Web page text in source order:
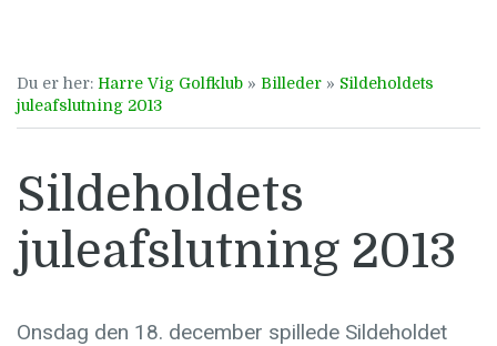
Du er her: Harre Vig Golfklub » Billeder » Sildeholdets
juleafslutning 2013
Sildeholdets
juleafslutning 2013
Onsdag den 18. december spillede Sildeholdet